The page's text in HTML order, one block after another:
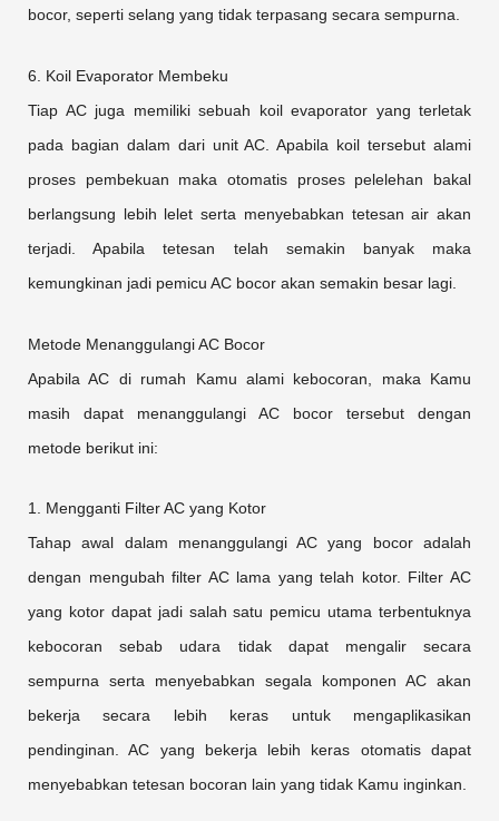
bocor, seperti selang yang tidak terpasang secara sempurna.
6. Koil Evaporator Membeku
Tiap AC juga memiliki sebuah koil evaporator yang terletak
pada bagian dalam dari unit AC. Apabila koil tersebut alami
proses pembekuan maka otomatis proses pelelehan bakal
berlangsung lebih lelet serta menyebabkan tetesan air akan
terjadi. Apabila tetesan telah semakin banyak maka
kemungkinan jadi pemicu AC bocor akan semakin besar lagi.
Metode Menanggulangi AC Bocor
Apabila AC di rumah Kamu alami kebocoran, maka Kamu
masih dapat menanggulangi AC bocor tersebut dengan
metode berikut ini:
1. Mengganti Filter AC yang Kotor
Tahap awal dalam menanggulangi AC yang bocor adalah
dengan mengubah filter AC lama yang telah kotor. Filter AC
yang kotor dapat jadi salah satu pemicu utama terbentuknya
kebocoran sebab udara tidak dapat mengalir secara
sempurna serta menyebabkan segala komponen AC akan
bekerja secara lebih keras untuk mengaplikasikan
pendinginan. AC yang bekerja lebih keras otomatis dapat
menyebabkan tetesan bocoran lain yang tidak Kamu inginkan.